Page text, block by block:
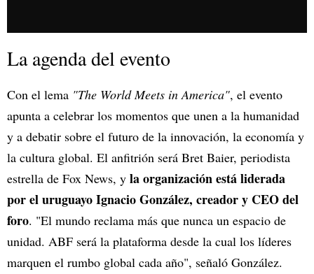
La agenda del evento
Con el lema "The World Meets in America", el evento
apunta a celebrar los momentos que unen a la humanidad
y a debatir sobre el futuro de la innovación, la economía y
la cultura global. El anfitrión será Bret Baier, periodista
estrella de Fox News, y la organización está liderada
por el uruguayo Ignacio González, creador y CEO del
foro. "El mundo reclama más que nunca un espacio de
unidad. ABF será la plataforma desde la cual los líderes
marquen el rumbo global cada año", señaló González.